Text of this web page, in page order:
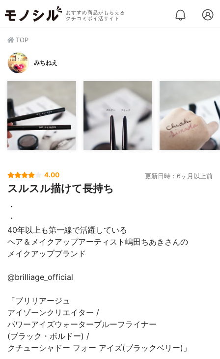
おすすめ商品がもらえる
クチコミポイ活サイト
TOP
みちねえ
4.00 更新日時：6ヶ月以上前
スルスル描けて長持ち
・
・
40年以上も第一線で活躍している
ヘア＆メイクアップアーティスト嶋田ちあきさんの
メイクアップブランド
@brilliage_official
「ブリリアージュ
アイゾーンクリエイター /
パワーアイズウォータープルーフライナー
(ブラック・ボルドー) /
クチューシャドー フォー アイズ(ブラックベリー)」